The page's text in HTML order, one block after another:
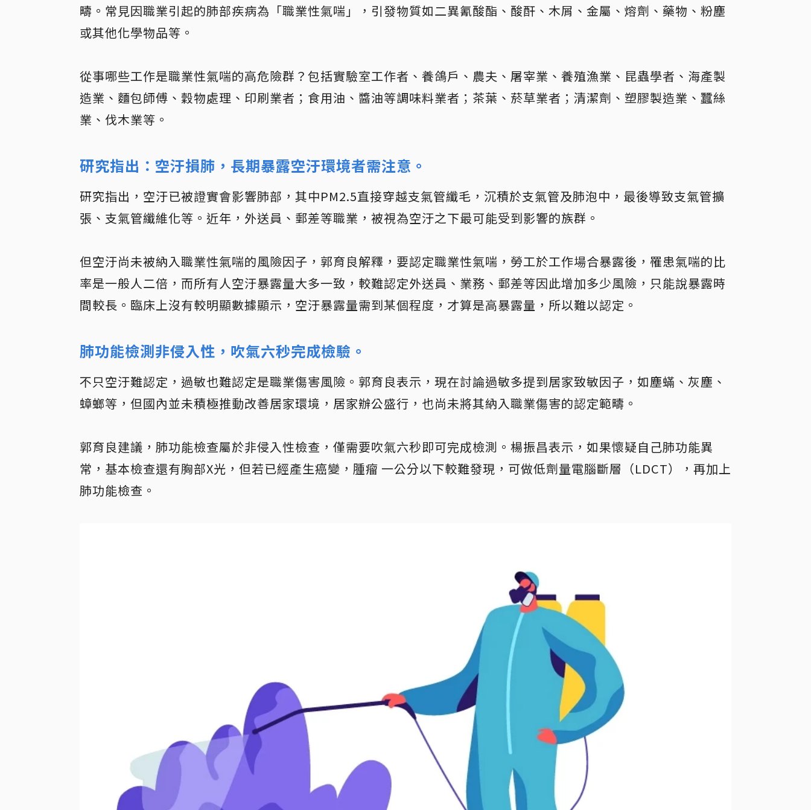
疇。常見因職業引起的肺部疾病為「職業性氣喘」，引發物質如二異氰酸酯、酸酐、木屑、金屬、熔劑、藥物、粉塵
或其他化學物品等。
從事哪些工作是職業性氣喘的高危險群？包括實驗室工作者、養鴿戶、農夫、屠宰業、養殖漁業、昆蟲學者、海產製
造業、麵包師傅、穀物處理、印刷業者；食用油、醬油等調味料業者；茶葉、菸草業者；清潔劑、塑膠製造業、蠶絲
業、伐木業等。
研究指出：空汙損肺，長期暴露空汙環境者需注意。
研究指出，空汙已被證實會影響肺部，其中PM2.5直接穿越支氣管纖毛，沉積於支氣管及肺泡中，最後導致支氣管擴
張、支氣管纖維化等。近年，外送員、郵差等職業，被視為空汙之下最可能受到影響的族群。
但空汙尚未被納入職業性氣喘的風險因子，郭育良解釋，要認定職業性氣喘，勞工於工作場合暴露後，罹患氣喘的比
率是一般人二倍，而所有人空汙暴露量大多一致，較難認定外送員、業務、郵差等因此增加多少風險，只能說暴露時
間較長。臨床上沒有較明顯數據顯示，空汙暴露量需到某個程度，才算是高暴露量，所以難以認定。
肺功能檢測非侵入性，吹氣六秒完成檢驗。
不只空汙難認定，過敏也難認定是職業傷害風險。郭育良表示，現在討論過敏多提到居家致敏因子，如塵蟎、灰塵、
蟑螂等，但國內並未積極推動改善居家環境，居家辦公盛行，也尚未將其納入職業傷害的認定範疇。
郭育良建議，肺功能檢查屬於非侵入性檢查，僅需要吹氣六秒即可完成檢測。楊振昌表示，如果懷疑自己肺功能異
常，基本檢查還有胸部X光，但若已經產生癌變，腫瘤 一公分以下較難發現，可做低劑量電腦斷層（LDCT），再加上
肺功能檢查。